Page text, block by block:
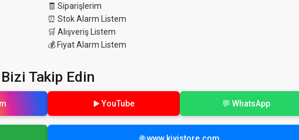
🧾 Siparişlerim
⏰ Stok Alarm Listem
🛒 Alışveriş Listem
💰 Fiyat Alarm Listem
Bizi Takip Edin
▶️ YouTube 💬 WhatsApp